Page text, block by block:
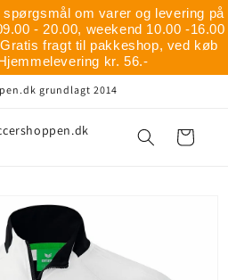
om varer og levering på
- 20.00, weekend 10.00 -16.00
fragt til pakkeshop, ved køb
kr. 56.-
grundlagt 2014
Indkøbskurv